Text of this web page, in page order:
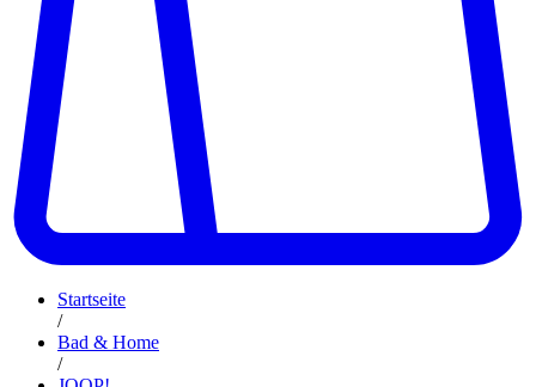
Startseite
/
Bad & Home
/